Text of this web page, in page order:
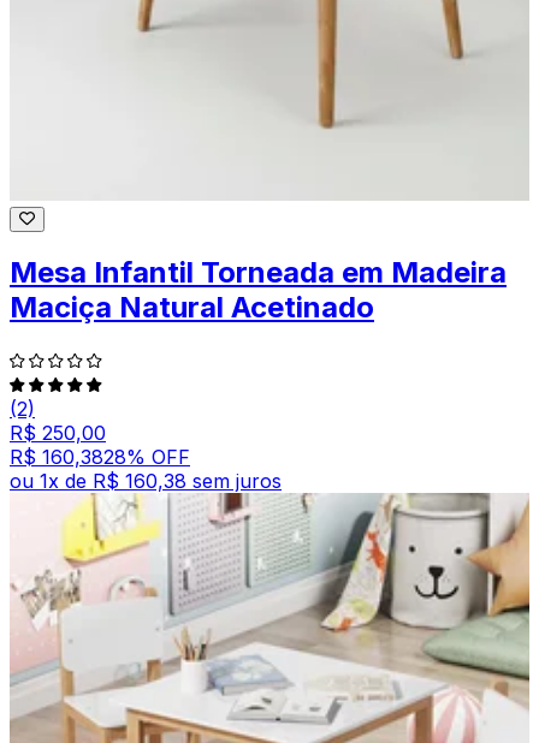
Mesa Infantil Torneada em Madeira
Maciça Natural Acetinado
(2)
R$ 250,00
R$ 160,3828% OFF
ou 1x de R$ 160,38 sem juros